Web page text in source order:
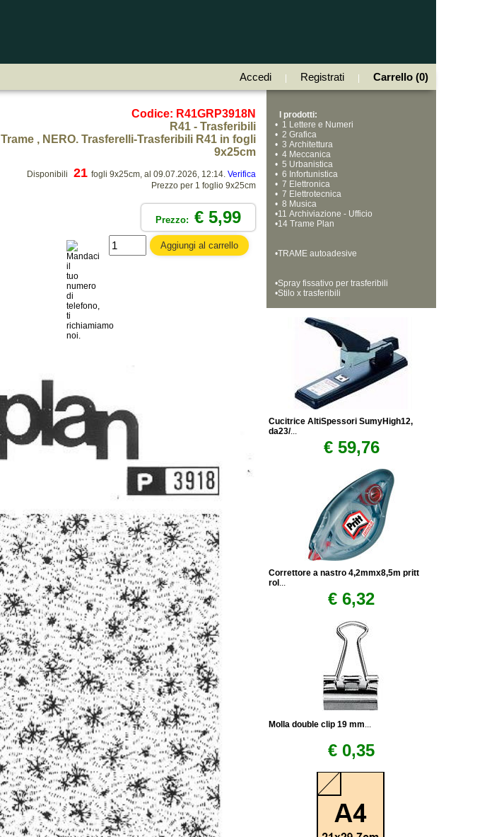
Accedi Registrati Carrello (0)
Codice: R41GRP3918N
R41 - Trasferibili
Trame , NERO. Trasferelli-Trasferibili R41 in fogli
9x25cm
Disponibili 21 fogli 9x25cm, al 09.07.2026, 12:14. Verifica
Prezzo per 1 foglio 9x25cm
Prezzo: € 5,99
I prodotti:
• 1 Lettere e Numeri
• 2 Grafica
• 3 Architettura
• 4 Meccanica
• 5 Urbanistica
• 6 Infortunistica
• 7 Elettronica
• 7 Elettrotecnica
• 8 Musica
•11 Archiviazione - Ufficio
•14 Trame Plan
•TRAME autoadesive
•Spray fissativo per trasferibili
•Stilo x trasferibili
Cucitrice AltiSpessori SumyHigh12,
da23/...
€ 59,76
Correttore a nastro 4,2mmx8,5m pritt
rol ...
€ 6,32
Molla double clip 19 mm...
€ 0,35